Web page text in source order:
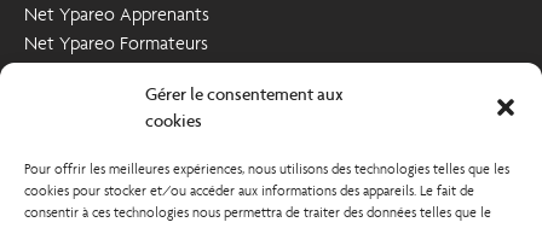
Gérer le consentement aux
cookies
Pour offrir les meilleures expériences, nous utilisons des technologies telles que les
cookies pour stocker et/ou accéder aux informations des appareils. Le fait de
consentir à ces technologies nous permettra de traiter des données telles que le
Net Ypareo Apprenants
Net Ypareo Formateurs
Nous contacter
Demande d’informations
Poser votre candidature
Nous soutenir